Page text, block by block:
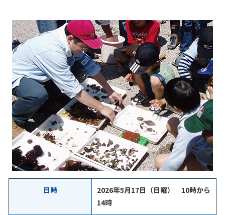
日時
2026年5月17日（日曜） 10時から
14時